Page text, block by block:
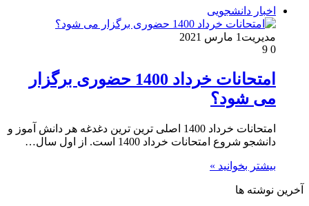
اخبار دانشجویی
مدیریت 1 مارس 2021
0
امتحانات خرداد 1400 حضوری برگزار
می شود؟
امتحانات خرداد 1400 اصلی ترین ترین دغدغه هر دانش آموز و
دانشجو شروع امتحانات خرداد 1400 است. از اول سال…
بیشتر بخوانید »
آخرین نوشته ها